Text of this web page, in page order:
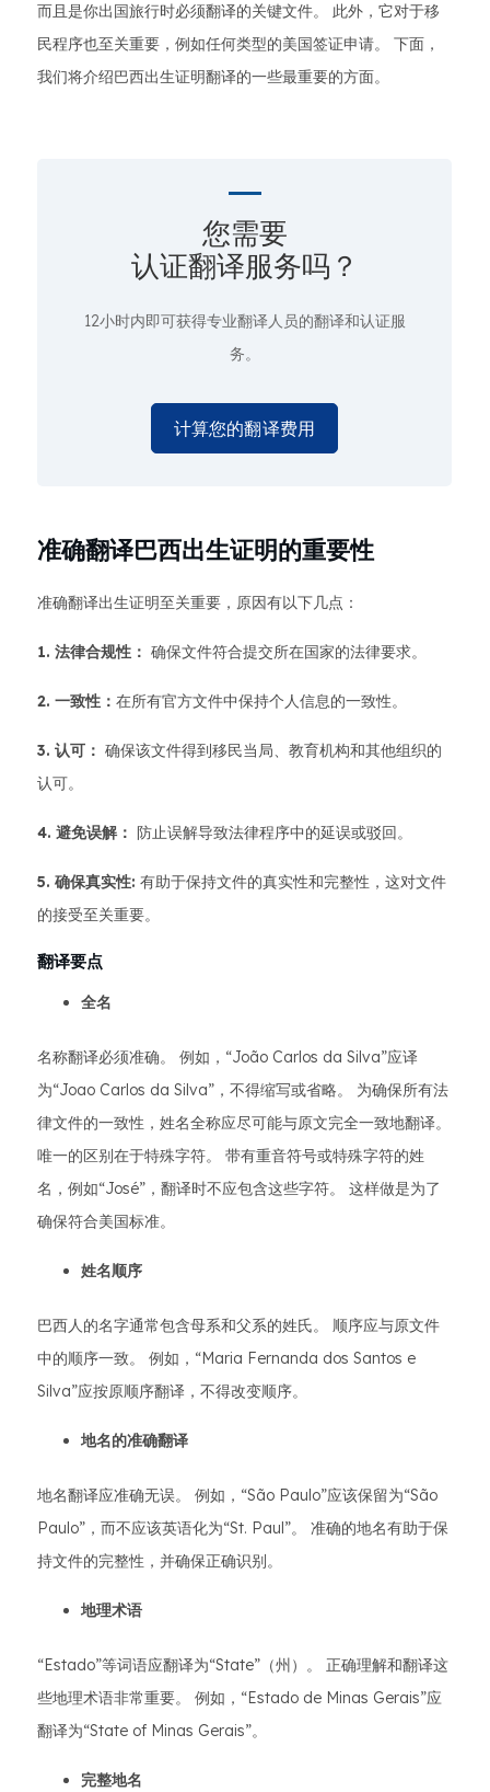
而且是你出国旅行时必须翻译的关键文件。 此外，它对于移
民程序也至关重要，例如任何类型的美国签证申请。 下面，
我们将介绍巴西出生证明翻译的一些最重要的方面。
您需要
认证翻译服务吗？
12小时内即可获得专业翻译人员的翻译和认证服
务。
计算您的翻译费用
准确翻译巴西出生证明的重要性
准确翻译出生证明至关重要，原因有以下几点：
1. 法律合规性： 确保文件符合提交所在国家的法律要求。
2. 一致性： 在所有官方文件中保持个人信息的一致性。
3. 认可： 确保该文件得到移民当局、教育机构和其他组织的
认可。
4. 避免误解： 防止误解导致法律程序中的延误或驳回。
5. 确保真实性: 有助于保持文件的真实性和完整性，这对文件
的接受至关重要。
翻译要点
全名
名称翻译必须准确。 例如，“João Carlos da Silva”应译
为“Joao Carlos da Silva”，不得缩写或省略。 为确保所有法
律文件的一致性，姓名全称应尽可能与原文完全一致地翻译。
唯一的区别在于特殊字符。 带有重音符号或特殊字符的姓
名，例如“José”，翻译时不应包含这些字符。 这样做是为了
确保符合美国标准。
姓名顺序
巴西人的名字通常包含母系和父系的姓氏。 顺序应与原文件
中的顺序一致。 例如，“Maria Fernanda dos Santos e
Silva”应按原顺序翻译，不得改变顺序。
地名的准确翻译
地名翻译应准确无误。 例如，“São Paulo”应该保留为“São
Paulo”，而不应该英语化为“St. Paul”。 准确的地名有助于保
持文件的完整性，并确保正确识别。
地理术语
“Estado”等词语应翻译为“State”（州）。 正确理解和翻译这
些地理术语非常重要。 例如，“Estado de Minas Gerais”应
翻译为“State of Minas Gerais”。
完整地名